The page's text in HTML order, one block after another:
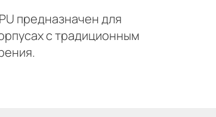
предназначен для
с традиционным